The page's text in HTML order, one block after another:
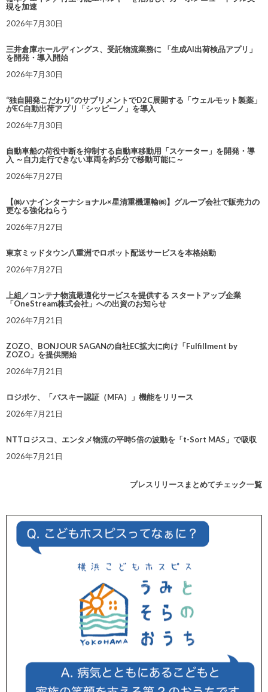
現を加速
2026年7月30日
三井倉庫ホールディングス、受託物流業務に 「生成AI出荷検品アプリ」
を開発・導入開始
2026年7月30日
“独自開発こだわり”のサプリメントでD2C展開する「ウェルモット製薬」
がEC自動出荷アプリ「シッピーノ」を導入
2026年7月30日
自動車船の荷役中断を抑制する自動車移動用「スケーター」を開発・導
入 ～自力走行できない車両を約5分で移動可能に～
2026年7月27日
【㈱ハナインターナショナル×星清重機運輸㈱】グループ会社で販売力の
更なる強化ねらう
2026年7月27日
東京ミッドタウン八重洲でロボット配送サービスを本格始動
2026年7月27日
上組／コンテナ物流最適化サービスを提供する スタートアップ企業
「OneStream株式会社」への出資のお知らせ
2026年7月21日
ZOZO、BONJOUR SAGANの自社EC拡大に向け「Fulfillment by
ZOZO」を提供開始
2026年7月21日
ロジポケ、「パスキー認証（MFA）」機能をリリース
2026年7月21日
NTTロジスコ、エンタメ物流の平時5倍の波動を「t-Sort MAS」で吸収
2026年7月21日
プレスリリースまとめてチェック一覧